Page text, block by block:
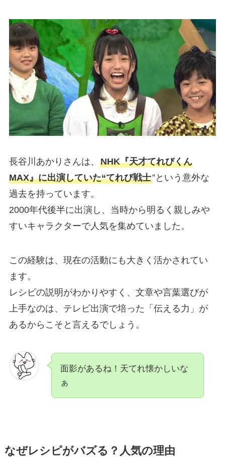
長谷川あかりさんは、 NHK『天才てれびくん
MAX』に出演していた“てれび戦士”という意外な
過去を持っています。
2000年代後半に出演し、当時から明るく親しみや
すいキャラクターで人気を集めていました。
この経験は、現在の活動にも大きく活かされてい
ます。
レシピの説明がわかりやすく、文章や言葉選びが
上手なのは、テレビ出演で培った「伝える力」が
あるからこそと言えるでしょう。
面影があるね！天てれ懐かしいな
ぁ
なぜレシピがバズる？人気の理由